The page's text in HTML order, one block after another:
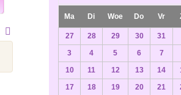
Ma Di Woe Do Vr
27 28 29 30 31
3
4 5 6 7
10
11 12 13 14
17
18 19 20 21